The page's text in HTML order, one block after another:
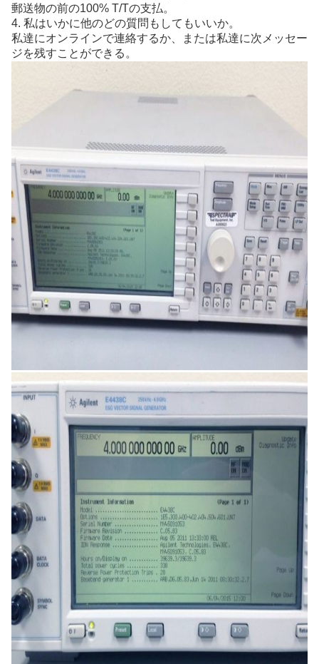
郵送物の前の100% T/Tの支払。
4. 私はいかに他のどの質問もしてもいいか。
私達にオンラインで連絡するか、または私達に次メッセー
ジを残すことができる。